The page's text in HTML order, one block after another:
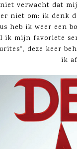
verwacht dat
niet om: ik denk
heb ik weer een
ik mijn favoriete
deze keer
ik